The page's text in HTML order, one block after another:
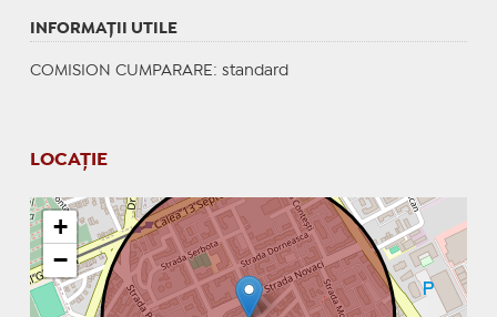
INFORMAŢII UTILE
COMISION CUMPARARE: standard
LOCAȚIE
+
−